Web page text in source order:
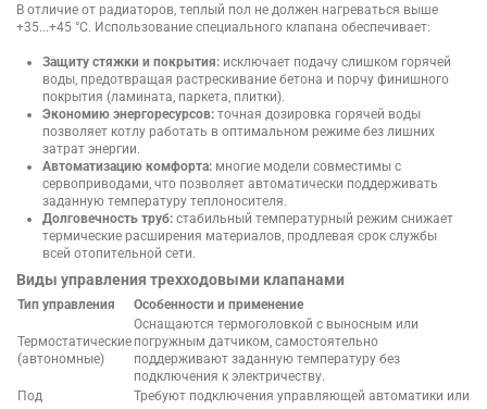
В отличие от радиаторов, теплый пол не должен нагреваться выше
+35...+45 °C. Использование специального клапана обеспечивает:
Защиту стяжки и покрытия: исключает подачу слишком горячей
воды, предотвращая растрескивание бетона и порчу финишного
покрытия (ламината, паркета, плитки).
Экономию энергоресурсов: точная дозировка горячей воды
позволяет котлу работать в оптимальном режиме без лишних
затрат энергии.
Автоматизацию комфорта: многие модели совместимы с
сервоприводами, что позволяет автоматически поддерживать
заданную температуру теплоносителя.
Долговечность труб: стабильный температурный режим снижает
термические расширения материалов, продлевая срок службы
всей отопительной сети.
Виды управления трехходовыми клапанами
Тип управления Особенности и применение
Термостатические
(автономные)
Оснащаются термоголовкой с выносным или
погружным датчиком, самостоятельно
поддерживают заданную температуру без
подключения к электричеству.
Под
Требуют подключения управляющей автоматики или